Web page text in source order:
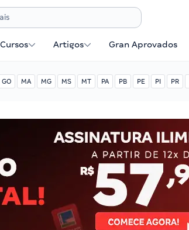
Cursos Artigos Gran Aprovados
GO MA MG MS MT PA PB PE PI PR